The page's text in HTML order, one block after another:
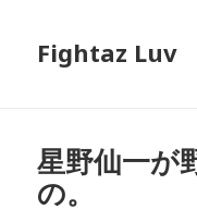
Fightaz Luv
星野仙一が
の。